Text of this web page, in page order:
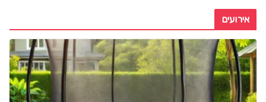
אירועים